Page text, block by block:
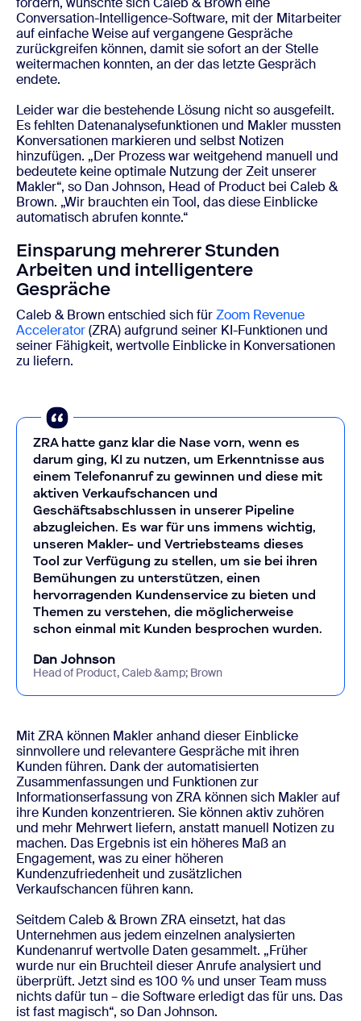
Conversation-Intelligence-Software, mit der Mitarbeiter
auf einfache Weise auf vergangene Gespräche
zurückgreifen können, damit sie sofort an der Stelle
weitermachen konnten, an der das letzte Gespräch
endete.
Leider war die bestehende Lösung nicht so ausgefeilt.
Es fehlten Datenanalysefunktionen und Makler mussten
Konversationen markieren und selbst Notizen
hinzufügen. „Der Prozess war weitgehend manuell und
bedeutete keine optimale Nutzung der Zeit unserer
Makler“, so DanJohnson, Head of Product bei Caleb &
Brown. „Wir brauchten ein Tool, das diese Einblicke
automatisch abrufen konnte.“
Einsparung mehrerer Stunden
Arbeiten und intelligentere
Gespräche
Caleb & Brown entschied sich fürZoom Revenue
Accelerator(ZRA) aufgrund seiner KI-Funktionen und
seiner Fähigkeit, wertvolle Einblicke in Konversationen
zu liefern.
ZRA hatte ganz klar die Nase vorn, wenn es
darum ging, KI zu nutzen, um Erkenntnisse aus
einem Telefonanruf zu gewinnen und diese mit
aktiven Verkaufschancen und
Geschäftsabschlussen in unserer Pipeline
abzugleichen. Es war für uns immens wichtig,
unseren Makler- und Vertriebsteams dieses
Tool zur Verfügung zu stellen, um sie bei ihren
Bemühungen zu unterstützen, einen
hervorragenden Kundenservice zu bieten und
Themen zu verstehen, die möglicherweise
schon einmal mit Kunden besprochen wurden.
Dan Johnson
Head of Product, Caleb &amp; Brown
Mit ZRA können Makler anhand dieser Einblicke
sinnvollere und relevantere Gespräche mit ihren
Kunden führen. Dank der automatisierten
Zusammenfassungen und Funktionen zur
Informationserfassung von ZRA können sich Makler auf
ihre Kunden konzentrieren. Sie können aktiv zuhören
und mehr Mehrwert liefern, anstatt manuell Notizen zu
machen. Das Ergebnis ist ein höheres Maß an
Engagement, was zu einer höheren
Kundenzufriedenheit und zusätzlichen
Verkaufschancen führen kann.
Seitdem Caleb & Brown ZRA einsetzt, hat das
Unternehmen aus jedem einzelnen analysierten
Kundenanruf wertvolle Daten gesammelt. „Früher
wurde nur ein Bruchteil dieser Anrufe analysiert und
überprüft. Jetzt sind es 100 % und unser Team muss
nichts dafür tun – die Software erledigt das für uns. Das
ist fast magisch“, so Dan Johnson.